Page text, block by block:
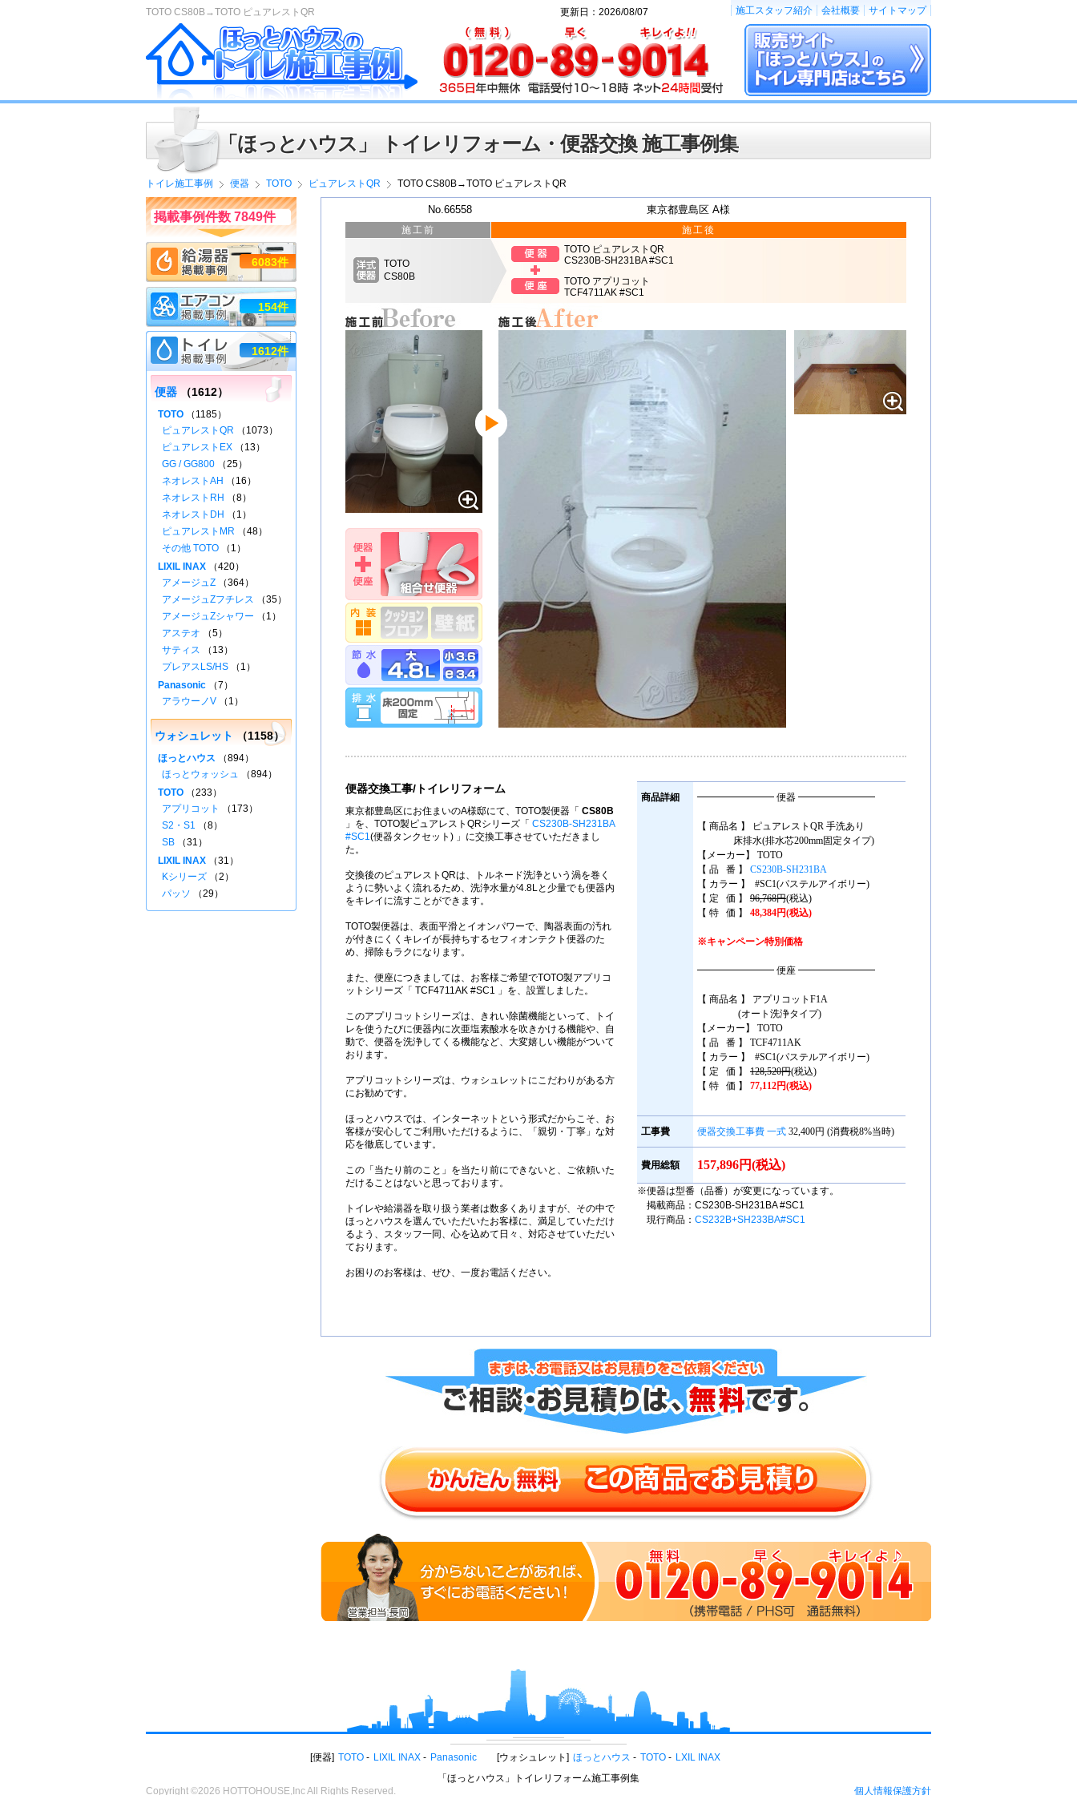
TOTO CS80B→TOTO ピュアレストQR
「ほっとハウス」 トイレリフォーム・便器交換 施工事例集
トイレ施工事例 便器 TOTO ピュアレストQR TOTO CS80B→TOTO ピュアレストQR
No.66558 東京都豊島区 A様
施工前
TOTO
CS80B
施工後
TOTO ピュアレストQR
CS230B-SH231BA #SC1
TOTO アプリコット
TCF4711AK #SC1
便器交換工事/トイレリフォーム
東京都豊島区にお住まいのA様邸にて、TOTO製便器「 CS80B
」を、TOTO製ピュアレストQRシリーズ「 CS230B-SH231BA
#SC1(便器タンクセット) 」に交換工事させていただきまし
た。
交換後のピュアレストQRは、トルネード洗浄という渦を巻く
ように勢いよく流れるため、洗浄水量が4.8Lと少量でも便器内
をキレイに流すことができます。
TOTO製便器は、表面平滑とイオンパワーで、陶器表面の汚れ
が付きにくくキレイが長持ちするセフィオンテクト便器のた
め、掃除もラクになります。
また、便座につきましては、お客様ご希望でTOTO製アプリコ
ットシリーズ「 TCF4711AK #SC1 」を、設置しました。
このアプリコットシリーズは、きれい除菌機能といって、トイ
レを使うたびに便器内に次亜塩素酸水を吹きかける機能や、自
動で、便器を洗浄してくる機能など、大変嬉しい機能がついて
おります。
アプリコットシリーズは、ウォシュレットにこだわりがある方
にお勧めです。
ほっとハウスでは、インターネットという形式だからこそ、お
客様が安心してご利用いただけるように、「親切・丁寧」な対
応を徹底しています。
この「当たり前のこと」を当たり前にできないと、ご依頼いた
だけることはないと思っております。
トイレや給湯器を取り扱う業者は数多くありますが、その中で
ほっとハウスを選んでいただいたお客様に、満足していただけ
るよう、スタッフ一同、心を込めて日々、対応させていただい
ております。
お困りのお客様は、ぜひ、一度お電話ください。
商品詳細 ━━━━━━━━ 便器 ━━━━━━━━
【 商品名 】 ピュアレストQR 手洗あり
床排水(排水芯200mm固定タイプ)
【メーカー】 TOTO
【 品 番 】 CS230B-SH231BA
【 カラー 】 #SC1(パステルアイボリー)
【 定 価 】 96,768円(税込)
【 特 価 】 48,384円(税込)
※キャンペーン特別価格
━━━━━━━━ 便座 ━━━━━━━━
【 商品名 】 アプリコットF1A
(オート洗浄タイプ)
【メーカー】 TOTO
【 品 番 】 TCF4711AK
【 カラー 】 #SC1(パステルアイボリー)
【 定 価 】 128,520円(税込)
【 特 価 】 77,112円(税込)
工事費 便器交換工事費 一式 32,400円 (消費税8%当時)
費用総額 157,896円(税込)
※便器は型番（品番）が変更になっています。
掲載商品：CS230B-SH231BA #SC1
現行商品： CS232B+SH233BA#SC1
掲載事例件数 7849件
6083件
154件
1612件
便器 （1612）
TOTO （1185）
ピュアレストQR （1073）
ピュアレストEX （13）
GG / GG800 （25）
ネオレストAH
（16）
ネオレストRH
（8）
ネオレストDH
（1）
ピュアレストMR （48）
その他 TOTO （1）
LIXIL INAX （420）
アメージュZ （364）
アメージュZフチレス （35）
アメージュZシャワー （1）
アステオ （5）
サティス （13）
プレアスLS/HS （1）
Panasonic （7）
アラウーノV （1）
ウォシュレット （1158）
ほっとハウス （894）
ほっとウォッシュ （894）
TOTO （233）
アプリコット
（173）
S2・S1 （8）
SB （31）
LIXIL INAX （31）
Kシリーズ （2）
パッソ （29）
更新日：2026/08/07 施工スタッフ紹介 会社概要 サイトマップ
便器 TOTO LIXIL INAX Panasonic ウォシュレット ほっとハウス TOTO
LXIL INAX
「ほっとハウス」トイレリフォーム施工事例集
Copyright ©2026 HOTTOHOUSE,Inc All Rights Reserved.
個人情報保護方針